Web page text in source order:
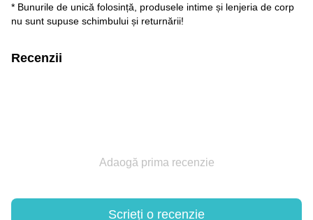
* Bunurile de unică folosință, produsele intime și lenjeria de corp
nu sunt supuse schimbului și returnării!
Recenzii
Adaogă prima recenzie
Scrieți o recenzie